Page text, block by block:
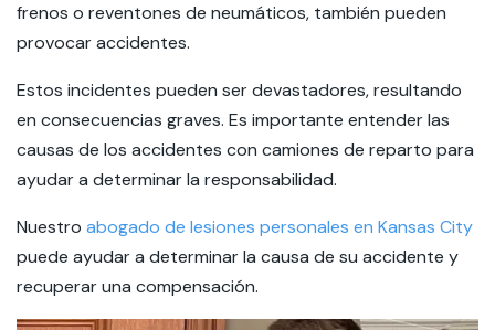
frenos o reventones de neumáticos, también pueden
provocar accidentes.
Estos incidentes pueden ser devastadores, resultando
en consecuencias graves. Es importante entender las
causas de los accidentes con camiones de reparto para
ayudar a determinar la responsabilidad.
Nuestro abogado de lesiones personales en Kansas City
puede ayudar a determinar la causa de su accidente y
recuperar una compensación.